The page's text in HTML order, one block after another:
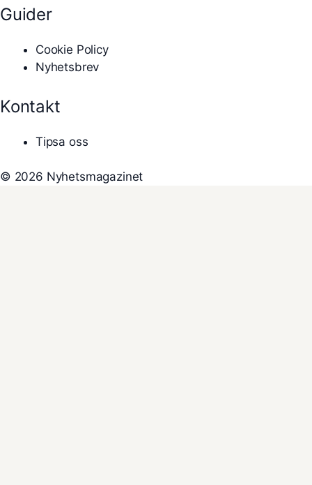
Guider
Cookie Policy
Nyhetsbrev
Kontakt
Tipsa oss
© 2026 Nyhetsmagazinet